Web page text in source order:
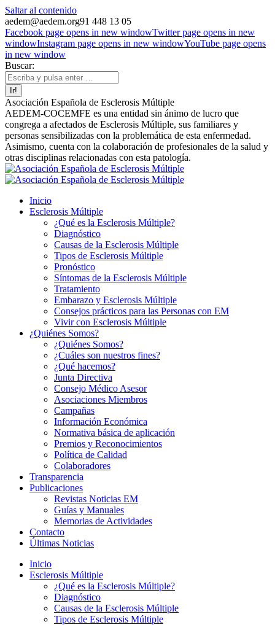
Saltar al contenido
aedem@aedem.org91 448 13 05
Facebook page opens in new windowTwitter page opens in new
windowInstagram page opens in new windowYouTube page opens
in new window
Buscar:
Asociación Española de Esclerosis Múltiple
AEDEM-COCEMFE es una entidad sin ánimo de lucro que
congrega a afectados de Esclerosis Múltiple, sus familiares y
personas sensibilizadas con la problemática de esta enfermedad.
Asimismo, cuenta con la colaboración de profesionales de la salud y
otras disciplinas relacionadas con esta patología.
Inicio
Esclerosis Múltiple
¿Qué es la Esclerosis Múltiple?
Diagnóstico
Causas de la Esclerosis Múltiple
Tipos de Esclerosis Múltiple
Pronóstico
Síntomas de la Esclerosis Múltiple
Tratamiento
Embarazo y Esclerosis Múltiple
Consejos prácticos para las Personas con EM
Vivir con Esclerosis Múltiple
¿Quiénes Somos?
¿Quiénes Somos?
¿Cuáles son nuestros fines?
¿Qué hacemos?
Junta Directiva
Consejo Médico Asesor
Asociaciones Miembros
Campañas
Información Económica
Normativa básica de aplicación
Premios y Reconocimientos
Política de Calidad
Colaboradores
Transparencia
Publicaciones
Revistas Noticias EM
Guías y Manuales
Memorias de Actividades
Contacto
Últimas Noticias
Inicio
Esclerosis Múltiple
¿Qué es la Esclerosis Múltiple?
Diagnóstico
Causas de la Esclerosis Múltiple
Tipos de Esclerosis Múltiple